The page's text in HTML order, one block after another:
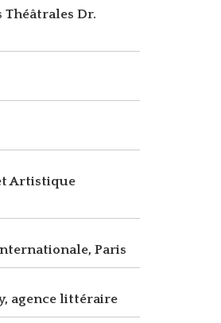
Dr.
Artistique
Paris
agence littéraire